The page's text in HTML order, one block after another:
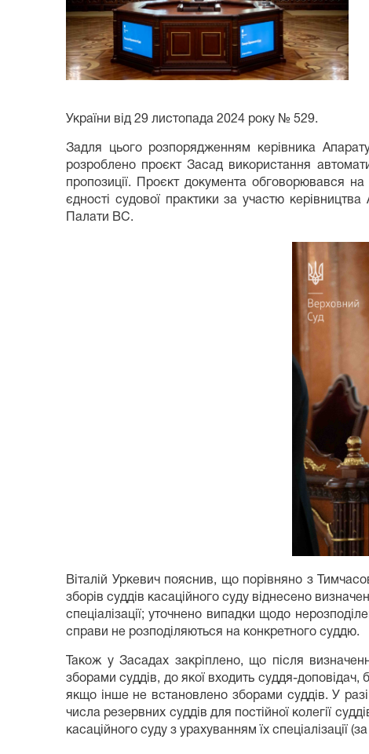
України від 29 листопада 2024 року № 529.
Задля цього розпорядженням керівника
розроблено проєкт Засад використання
пропозиції. Проєкт документа обговорювався
єдності судової практики за участю
Палати ВС.
Віталій Уркевич пояснив, що порівняно з
зборів суддів касаційного суду віднесено
спеціалізації; уточнено випадки щодо
справи не розподіляються на конкретного суддю.
Також у Засадах закріплено, що після
зборами суддів, до якої входить суддя-
якщо інше не встановлено зборами суддів. У разі
числа резервних суддів для постійної колегії
касаційного суду з урахуванням їх спеціалізації